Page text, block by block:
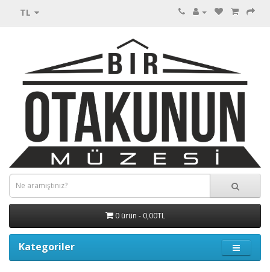
TL
0 ürün - 0,00TL
Kategoriler